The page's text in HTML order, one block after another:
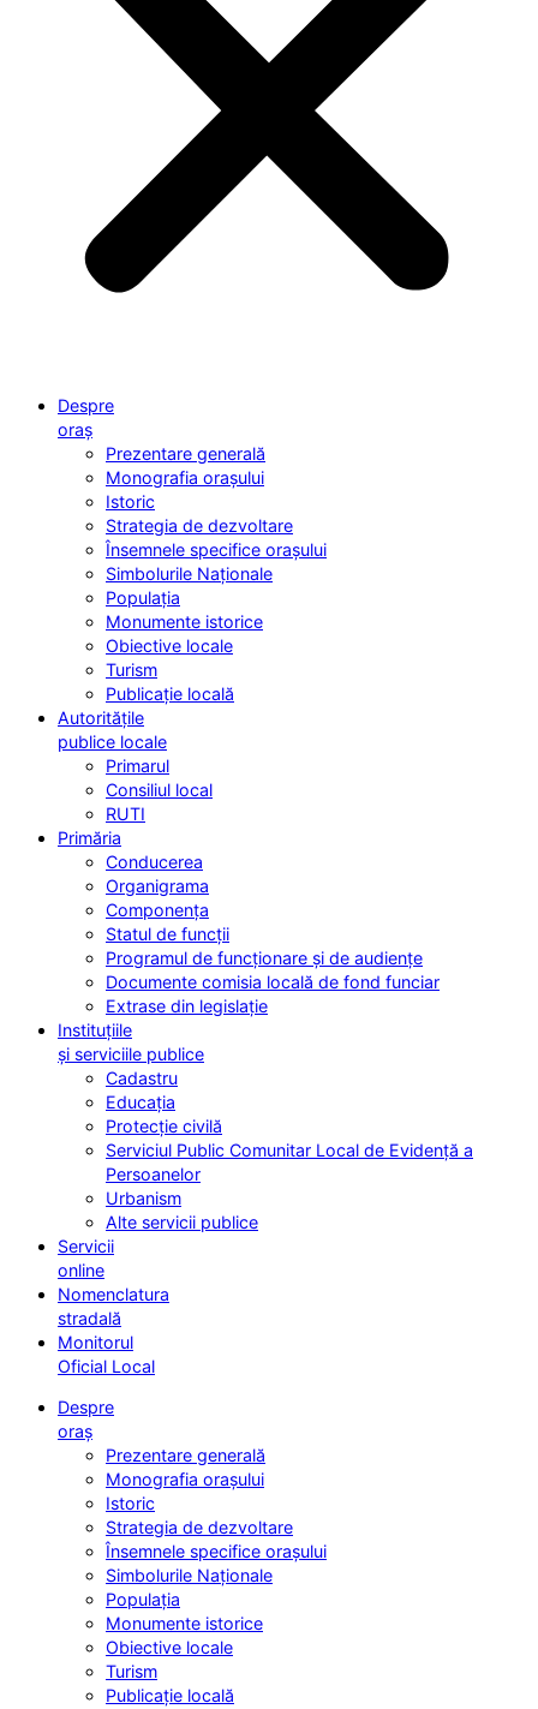
Despre
oraș
Prezentare generală
Monografia orașului
Istoric
Strategia de dezvoltare
Însemnele specifice orașului
Simbolurile Naționale
Populația
Monumente istorice
Obiective locale
Turism
Publicație locală
Autoritățile
publice locale
Primarul
Consiliul local
RUTI
Primăria
Conducerea
Organigrama
Componența
Statul de funcții
Programul de funcționare și de audiențe
Documente comisia locală de fond funciar
Extrase din legislație
Instituțiile
și serviciile publice
Cadastru
Educația
Protecție civilă
Serviciul Public Comunitar Local de Evidență a
Persoanelor
Urbanism
Alte servicii publice
Servicii
online
Nomenclatura
stradală
Monitorul
Oficial Local
Despre
oraș
Prezentare generală
Monografia orașului
Istoric
Strategia de dezvoltare
Însemnele specifice orașului
Simbolurile Naționale
Populația
Monumente istorice
Obiective locale
Turism
Publicație locală